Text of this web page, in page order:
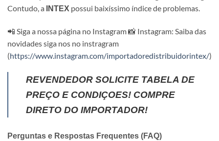
Contudo, a
INTEX possui baixíssimo índice de problemas.
📲 Siga a nossa página no Instagram 📸 Instagram: Saiba das
novidades siga nos no instragram
(https://www.instagram.com/importadoredistribuidorintex/)
REVENDEDOR SOLICITE TABELA DE
PREÇO E CONDIÇOES! COMPRE
DIRETO DO IMPORTADOR!
Perguntas e Respostas Frequentes (FAQ)